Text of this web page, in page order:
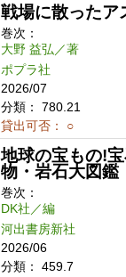
戦場に散ったア
巻次：
大野 益弘／著
ポプラ社
2026/07
分類：
780.21
貸出可否：
○
地球の宝もの!
物・岩石大図鑑
巻次：
DK社／編
河出書房新社
2026/06
分類：
459.7